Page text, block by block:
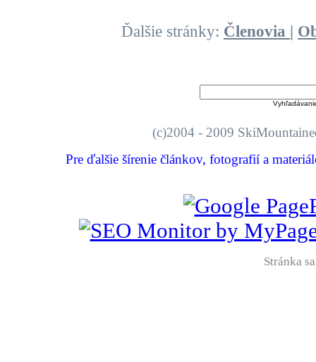
Ďalšie stránky: Členovia |
(c)2004 - 2009
Pre ďalšie šírenie článkov, fotografií a
Stránka